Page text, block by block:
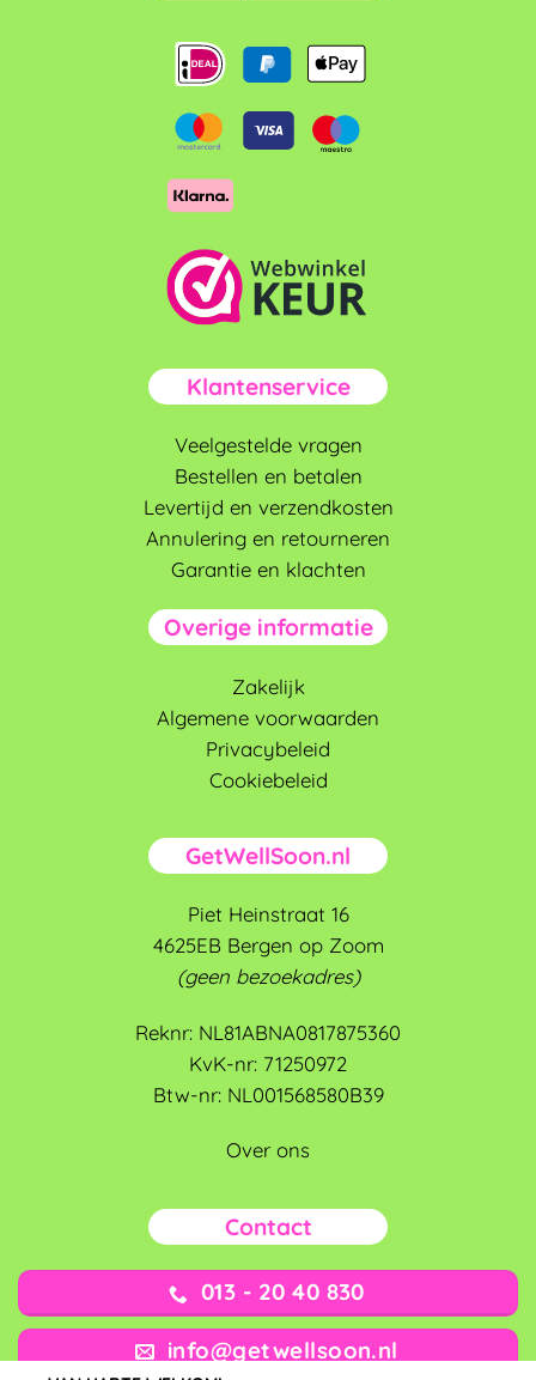
Klantenservice
Veelgestelde vragen
Bestellen en betalen
Levertijd en verzendkosten
Annulering en retourneren
Garantie en klachten
Overige informatie
Zakelijk
Algemene voorwaarden
Privacybeleid
Cookiebeleid
GetWellSoon.nl
Piet Heinstraat 16
4625EB Bergen op Zoom
(geen bezoekadres)
Reknr: NL81ABNA0817875360
KvK-nr: 71250972
Btw-nr: NL001568580B39
Over ons
Contact
013 - 20 40 830
info@getwellsoon.nl